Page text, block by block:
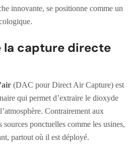
innovante, se positionne comme un
la capture directe
(DAC pour Direct Air Capture) est
qui permet d’extraire le dioxyde
Contrairement aux
sources ponctuelles comme les usines,
partout où il est déployé.